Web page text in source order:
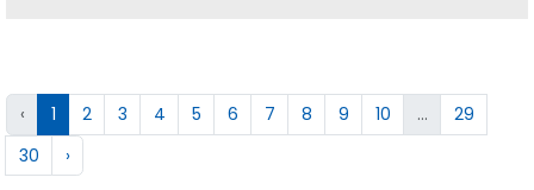
‹ 1 2 3 4 5 6 7 8 9 10 ...
29
30
›